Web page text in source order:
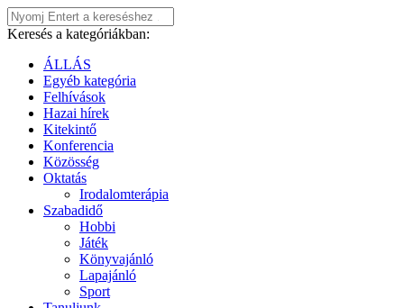
Keresés a kategóriákban:
ÁLLÁS
Egyéb kategória
Felhívások
Hazai hírek
Kitekintő
Konferencia
Közösség
Oktatás
Irodalomterápia
Szabadidő
Hobbi
Játék
Könyvajánló
Lapajánló
Sport